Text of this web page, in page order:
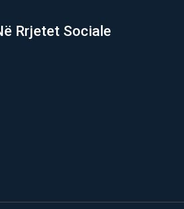
Rrjetet Sociale